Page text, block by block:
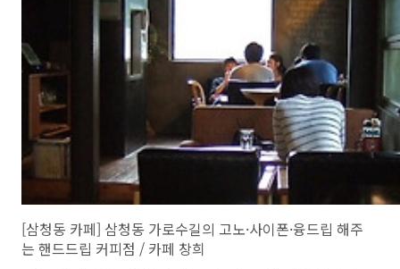
자리를 점유하고 있다. 피피커피는 융드립만을 하는 카페. 피피커피에서
자체 제작한 참숯 로스터. 로스터의 화원인 참숯을 넣는 곳. 피피커피는
특이한 커피도구를 사용하고 있었다. 동파이프 드리퍼 홀더와 유리 서버
를 대신한 수구. 블렌드커피 융드립 장면 #1 블렌드커피 융드립 장면 #2
블렌드..
[삼청동 카페] 삼청동 가로수길의 고노·사이폰·융드립 해주
는 핸드드립 커피점 / 카페 창희